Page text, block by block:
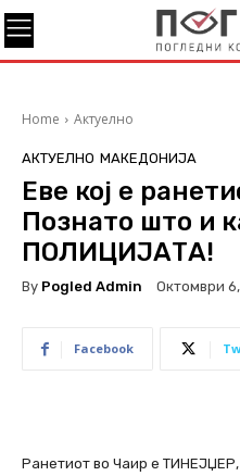
Home Актуелно
АКТУЕЛНО МАКЕДОНИЈА
Еве кој е
Познато што и
ПОЛИЦИЈАТА!
By Pogled Admin Октомври
Facebook
Ранетиот во Чаир е ТИНЕЈЏЕР,